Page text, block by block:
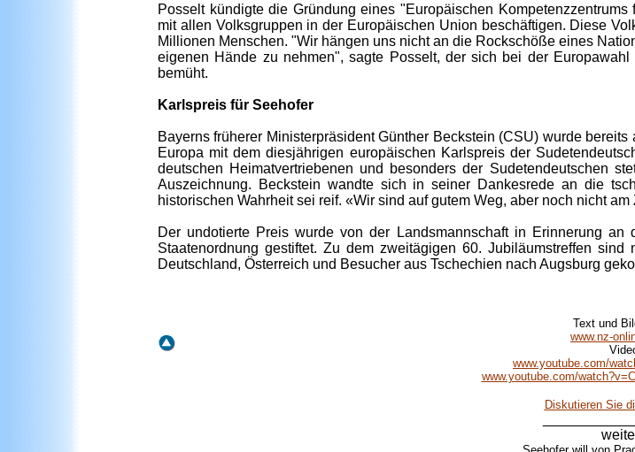
Posselt kündigte die Gründung eines "Europäischen
mit allen Volksgruppen in der Europäischen Union beschäftigen. Diese
Millionen Menschen. "Wir hängen uns nicht an die Rockschöße eines
eigenen Hände zu nehmen", sagte Posselt, der sich bei der
bemüht.
Karlspreis für Seehofer
Bayerns früherer Ministerpräsident Günther Beckstein (CSU) wurde
Europa mit dem diesjährigen europäischen Karlspreis der
deutschen Heimatvertriebenen und besonders der Sudetendeutschen
Auszeichnung. Beckstein wandte sich in seiner Dankesrede an die
historischen Wahrheit sei reif. «Wir sind auf gutem Weg, aber noch nicht am
Der undotierte Preis wurde von der Landsmannschaft in Erinnerung
Staatenordnung gestiftet. Zu dem zweitägigen 60. Jubiläumstreffen
Deutschland, Österreich und Besucher aus Tschechien nach Augsburg
Text und
www.nz-
www.youtube.com/
www.youtube.com/
Diskutieren Sie